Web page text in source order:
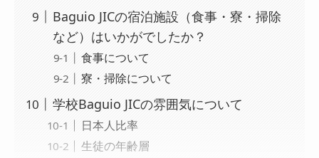
Baguio JICの宿泊施設（食事・寮・掃除
など）はいかがでしたか？
食事について
寮・掃除について
学校Baguio JICの雰囲気について
日本人比率
生徒の年齢層